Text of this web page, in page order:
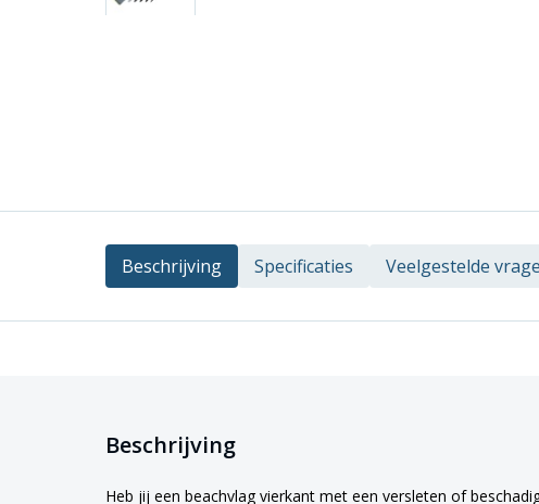
Beschrijving Specificaties Veelgestelde
Beschrijving
Heb jij een beachvlag vierkant met een versleten of